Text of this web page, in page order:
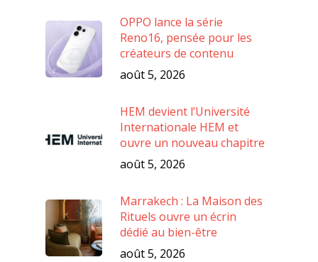
OPPO lance la série
Reno16, pensée pour les
créateurs de contenu
août 5, 2026
HEM devient l’Université
Internationale HEM et
ouvre un nouveau chapitre
août 5, 2026
Marrakech : La Maison des
Rituels ouvre un écrin
dédié au bien-être
août 5, 2026